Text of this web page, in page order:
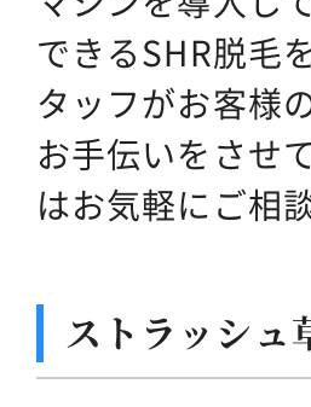
できるSHR脱毛
タッフがお客様
お手伝いをさせ
はお気軽にご相
ストラッシュ